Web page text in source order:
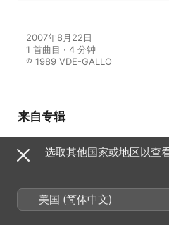
2007年8月22日
1 首曲目 · 4 分钟
℗ 1989 VDE-GALLO
来自专辑
Christian Spring
选取其他国家或地区以查
美国 (简体中文)